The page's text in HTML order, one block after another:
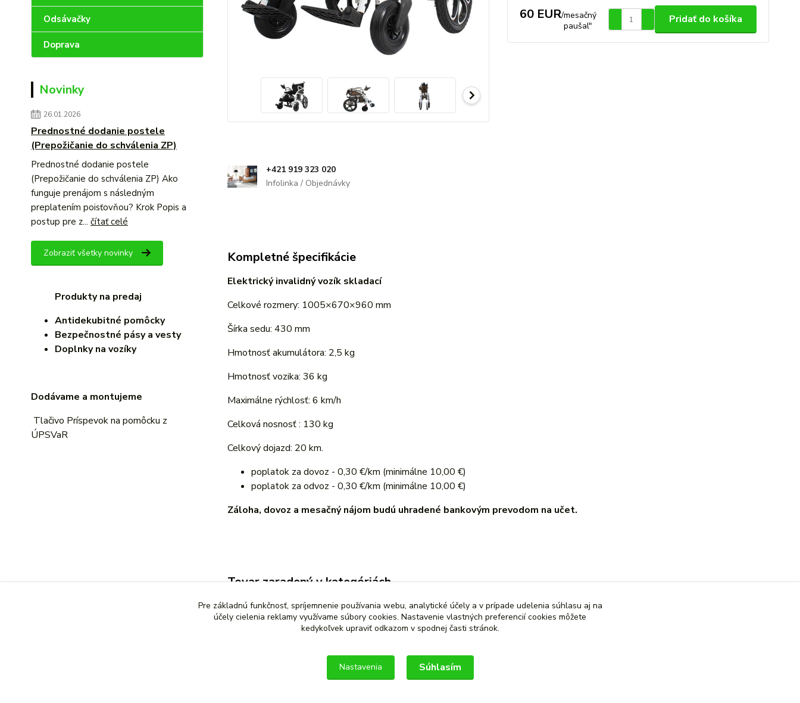
Odsávačky
Doprava
Novinky
26.01.2026
Prednostné dodanie postele
(Prepožičanie do schválenia ZP)
Prednostné dodanie postele
(Prepožičanie do schválenia ZP) Ako
funguje prenájom s následným
preplatením poisťovňou? Krok Popis a
postup pre z... čítať celé
Zobraziť všetky novinky
Produkty na predaj
Antidekubitné pomôcky
Bezpečnostné pásy a vesty
Doplnky na vozíky
Dodávame a montujeme
Tlačivo Príspevok na pomôcku z
ÚPSVaR
60 EUR/mesačný
paušal"
Pridať do košíka
+421 919 323 020
Infolinka / Objednávky
Kompletné špecifikácie
Elektrický invalidný vozík skladací
Celkové rozmery: 1005×670×960 mm
Šírka sedu: 430 mm
Hmotnosť akumulátora: 2,5 kg
Hmotnosť vozika: 36 kg
Maximálne rýchlosť: 6 km/h
Celková nosnosť : 130 kg
Celkový dojazd: 20 km.
poplatok za dovoz - 0,30 €/km (minimálne 10,00 €)
poplatok za odvoz - 0,30 €/km (minimálne 10,00 €)
Záloha, dovoz a mesačný nájom budú uhradené bankovým prevodom na učet.
Tovar zaradený v kategóriách
Elektrické invalidné vozíky
Pre základnú funkčnosť, spríjemnenie používania webu, analytické účely a v prípade udelenia súhlasu aj na
účely cielenia reklamy využívame súbory cookies. Nastavenie vlastných preferencií cookies môžete
kedykoľvek upraviť odkazom v spodnej časti stránok.
Nastavenia Súhlasím